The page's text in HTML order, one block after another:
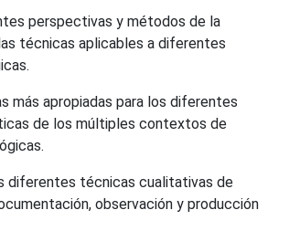
perspectivas y métodos de la
técnicas aplicables a diferentes
más apropiadas para los diferentes
de los múltiples contextos de
diferentes técnicas cualitativas de
observación y producción